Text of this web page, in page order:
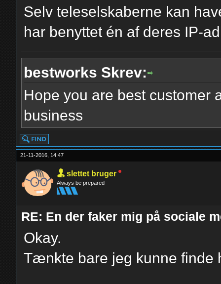
Selv teleselskaberne kan
har benyttet én af deres IP-
bestworks Skrev:
Hope you are best customer
business
21-11-2016, 14:47
slettet bruger
Always be prepared
RE: En der faker mig på sociale
Okay.
Tænkte bare jeg kunne finde